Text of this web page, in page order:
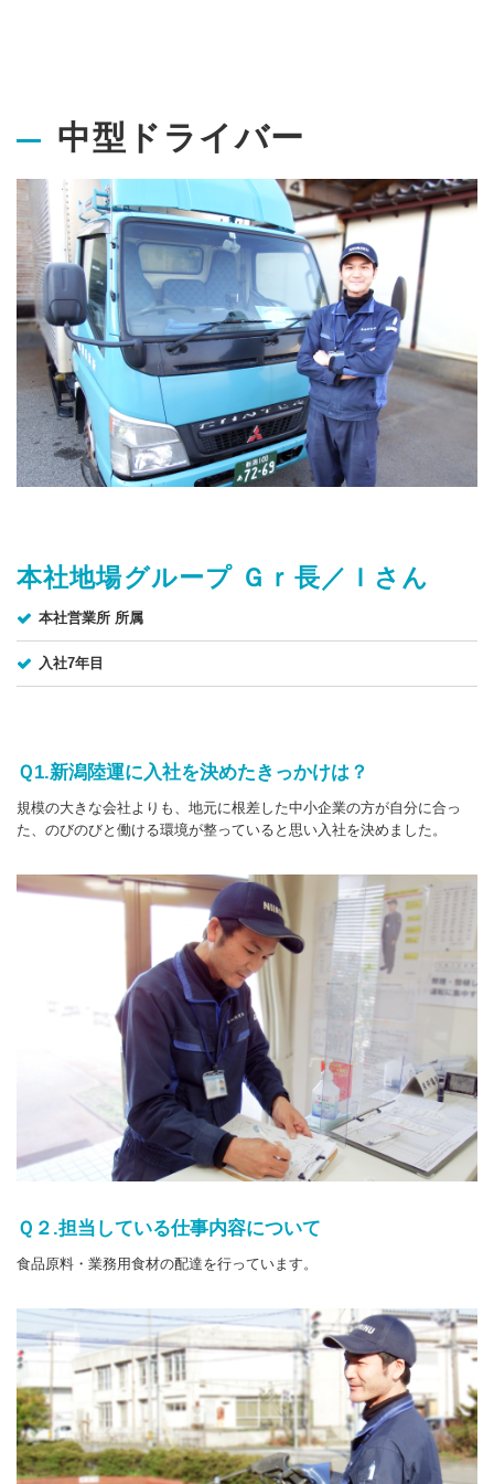
中型ドライバー
本社地場グループ Ｇｒ長／Ｉさん
本社営業所 所属
入社7年目
Ｑ1.新潟陸運に入社を決めたきっかけは？
規模の大きな会社よりも、地元に根差した中小企業の方が自分に合っ
た、のびのびと働ける環境が整っていると思い入社を決めました。
Ｑ２.担当している仕事内容について
食品原料・業務用食材の配達を行っています。